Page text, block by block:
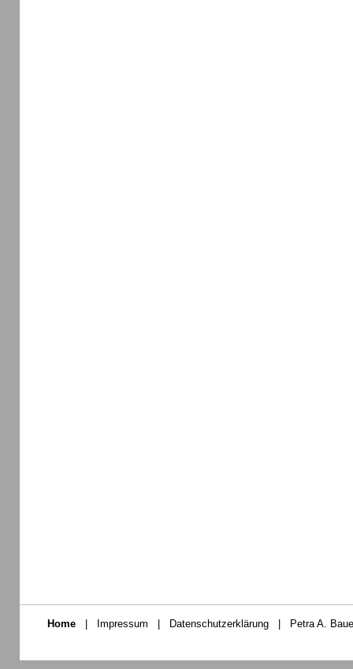
Home Impressum Datenschutzerklärung Petra A.